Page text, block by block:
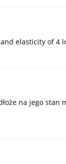
elasticity of
na jego